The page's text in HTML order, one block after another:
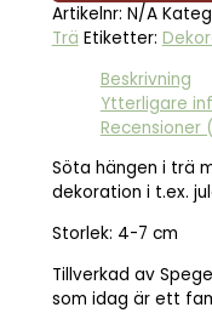
Artikelnr: N/A
Trä Etiketter:
Beskrivning
Ytterligare
Recensioner
Söta hängen i trä
dekoration i t.ex.
Storlek: 4-7 cm
Tillverkad av
som idag är ett